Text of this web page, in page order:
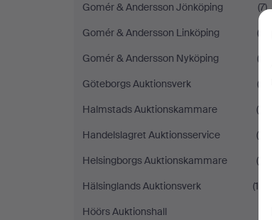
Gomér & Andersson Jönköping
(7)
Gomér & Andersson Linköping
(3)
Gomér & Andersson Nyköping
(2)
Göteborgs Auktionsverk
(2)
Halmstads Auktionskammare
(6)
Handelslagret Auktionsservice
(4)
Helsingborgs Auktionskammare
(8)
Hälsinglands Auktionsverk
(10)
Höörs Auktionshall